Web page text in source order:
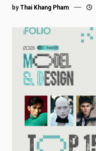
by Thai Khang Pham